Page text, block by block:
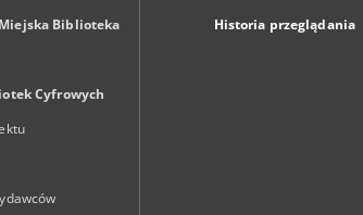
Biblioteka
Cyfrowych
Historia przeglądania